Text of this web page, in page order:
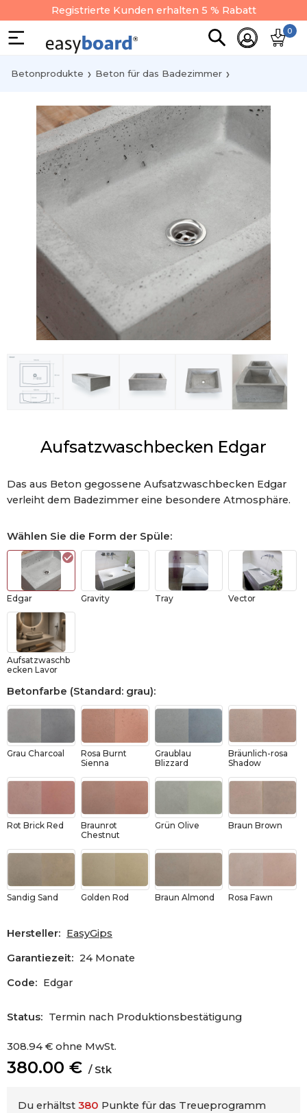
Registrierte Kunden erhalten 5 % Rabatt
0
Betonprodukte Beton für das Badezimmer
Aufsatzwaschbecken Edgar
Das aus Beton gegossene Aufsatzwaschbecken Edgar
verleiht dem Badezimmer eine besondere Atmosphäre.
Wählen Sie die Form der Spüle:
Edgar Gravity Tray Vector
Aufsatzwaschb
ecken Lavor
Betonfarbe (Standard: grau):
Grau Charcoal
Rosa Burnt
Sienna
Graublau
Blizzard
Bräunlich-rosa
Shadow
Rot Brick Red
Braunrot
Chestnut
Grün Olive Braun Brown
Sandig Sand Golden Rod Braun Almond Rosa Fawn
Hersteller: EasyGips
Garantiezeit: 24 Monate
Code: Edgar
Status: Termin nach Produktionsbestätigung
308.94 € ohne MwSt.
380.00 € Stk
Du erhältst 380 Punkte für das Treueprogramm